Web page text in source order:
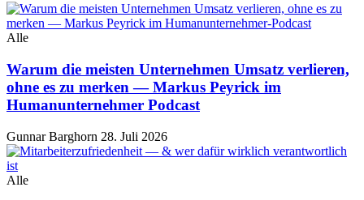
Alle
Warum die meisten Unternehmen Umsatz verlieren,
ohne es zu merken — Markus Peyrick im
Humanunternehmer Podcast
Gunnar Barghorn 28. Juli 2026
Alle